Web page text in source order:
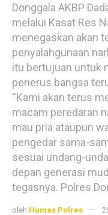
Donggala AKBP
melalui Kasat Res
menegaskan akan
penyalahgunaan
itu bertujuan untuk
penerus bangsa
“Kami akan terus
macam peredaran
mau pria ataupun
pengedar sama-
sesuai undang-
depan generasi
tegasnya. Polres
oleh Humas Polres